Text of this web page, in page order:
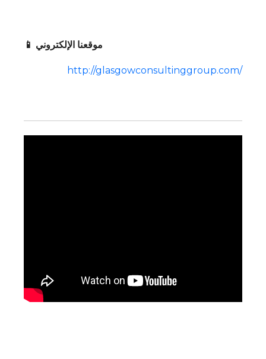
📱 موقعنا الإلكتروني
http://glasgowconsultinggroup.com/